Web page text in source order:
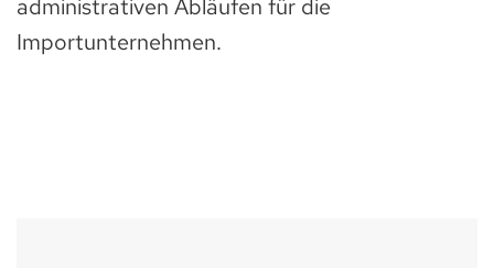
administrativen Abläufen für die
Importunternehmen.